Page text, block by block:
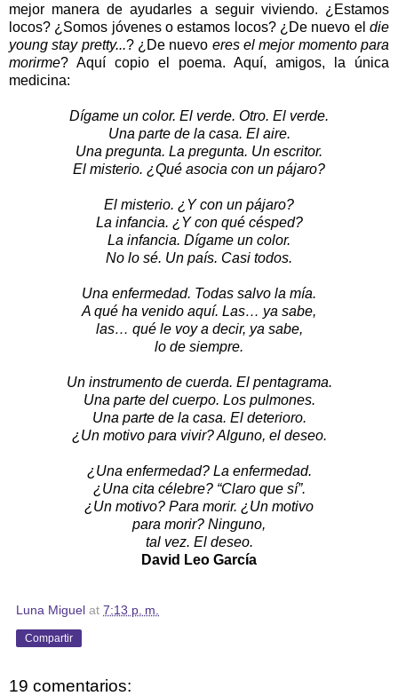
mejor manera de ayudarles a seguir viviendo. ¿Estamos
locos? ¿Somos jóvenes o estamos locos? ¿De nuevo el die
young stay pretty...? ¿De nuevo eres el mejor momento para
morirme? Aquí copio el poema. Aquí, amigos, la única
medicina:
Dígame un color. El verde. Otro. El verde.
Una parte de la casa. El aire.
Una pregunta. La pregunta. Un escritor.
El misterio. ¿Qué asocia con un pájaro?
El misterio. ¿Y con un pájaro?
La infancia. ¿Y con qué césped?
La infancia. Dígame un color.
No lo sé. Un país. Casi todos.
Una enfermedad. Todas salvo la mía.
A qué ha venido aquí. Las… ya sabe,
las… qué le voy a decir, ya sabe,
lo de siempre.
Un instrumento de cuerda. El pentagrama.
Una parte del cuerpo. Los pulmones.
Una parte de la casa. El deterioro.
¿Un motivo para vivir? Alguno, el deseo.
¿Una enfermedad? La enfermedad.
¿Una cita célebre? “Claro que sí”.
¿Un motivo? Para morir. ¿Un motivo
para morir? Ninguno,
tal vez. El deseo.
David Leo García
Luna Miguel at 7:13 p. m.
Compartir
19 comentarios: